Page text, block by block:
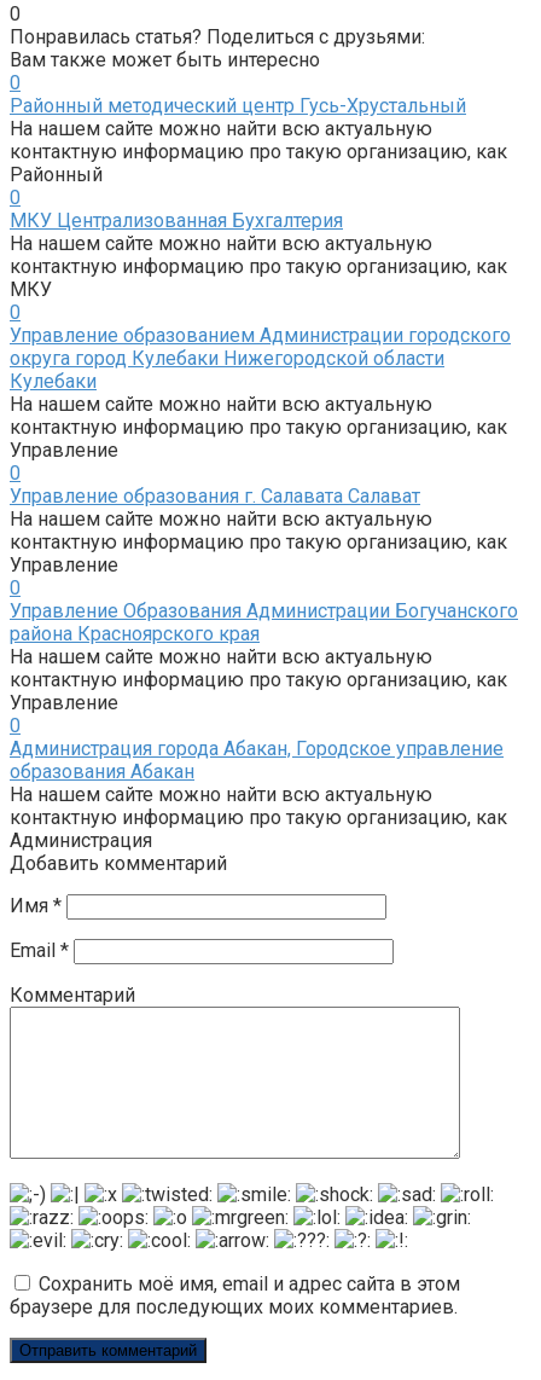
0
Понравилась статья? Поделиться с друзьями:
Вам также может быть интересно
0
Районный методический центр Гусь-Хрустальный
На нашем сайте можно найти всю актуальную
контактную информацию про такую организацию, как
Районный
0
МКУ Централизованная Бухгалтерия
На нашем сайте можно найти всю актуальную
контактную информацию про такую организацию, как
МКУ
0
Управление образованием Администрации городского
округа город Кулебаки Нижегородской области
Кулебаки
На нашем сайте можно найти всю актуальную
контактную информацию про такую организацию, как
Управление
0
Управление образования г. Салавата Салават
На нашем сайте можно найти всю актуальную
контактную информацию про такую организацию, как
Управление
0
Управление Образования Администрации Богучанского
района Красноярского края
На нашем сайте можно найти всю актуальную
контактную информацию про такую организацию, как
Управление
0
Администрация города Абакан, Городское управление
образования Абакан
На нашем сайте можно найти всю актуальную
контактную информацию про такую организацию, как
Администрация
Добавить комментарий
Имя *
Email *
Комментарий
Сохранить моё имя, email и адрес сайта в этом
браузере для последующих моих комментариев.